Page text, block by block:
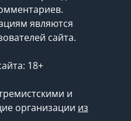
являются
сайта.
18+
и
организации из